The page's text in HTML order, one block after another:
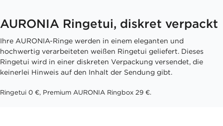
AURONIA Ringetui, diskret verpackt
Ihre AURONIA-Ringe werden in einem eleganten und
hochwertig verarbeiteten weißen Ringetui geliefert. Dieses
Ringetui wird in einer diskreten Verpackung versendet, die
keinerlei Hinweis auf den Inhalt der Sendung gibt.
Ringetui 0 €, Premium AURONIA Ringbox 29 €.